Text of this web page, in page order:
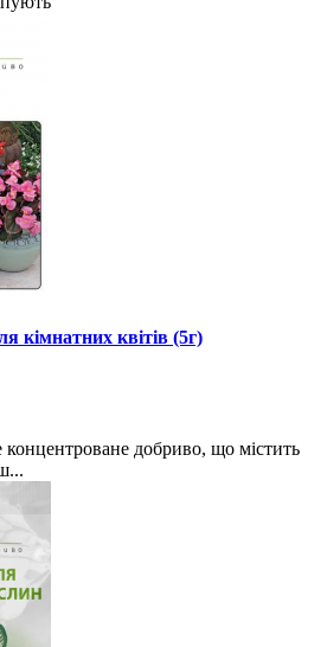
кімнатних квітів (5г)
добриво, що містить